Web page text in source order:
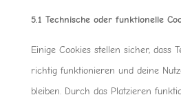
5.1 Technische oder funktionelle
Einige Cookies stellen sicher, dass
richtig funktionieren und deine
bleiben. Durch das Platzieren